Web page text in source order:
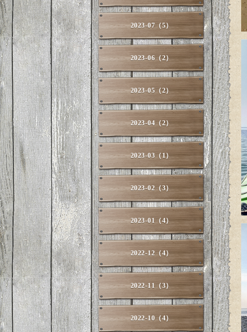
2023-07（5）
2023-06（2）
2023-05（2）
2023-04（2）
2023-03（1）
2023-02（3）
2023-01（4）
2022-12（4）
2022-11（3）
2022-10（4）